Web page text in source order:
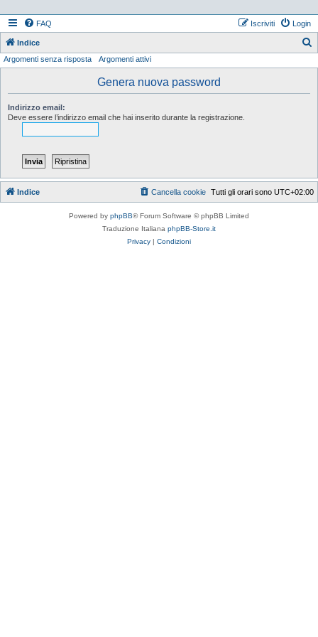
FAQ Login
Iscriviti
Indice
Argomenti senza risposta Argomenti attivi
Genera nuova password
Indirizzo email:
Deve essere l’indirizzo email che hai inserito durante la registrazione.
Indice Tutti gli orari sono UTC+02:00
Cancella cookie
Powered by phpBB® Forum Software © phpBB Limited
Traduzione Italiana phpBB-Store.it
Privacy | Condizioni